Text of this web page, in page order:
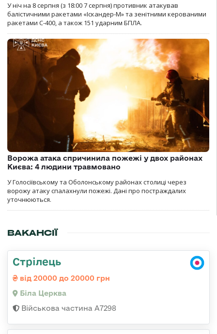
У ніч на 8 серпня (з 18:00 7 серпня) противник атакував
балістичними ракетами «Іскандер-М» та зенітними керованими
ракетами С-400, а також 151 ударним БПЛА.
Ворожа атака спричинила пожежі у двох районах
Києва: 4 людини травмовано
У Голосіївському та Оболонському районах столиці через
ворожу атаку спалахнули пожежі. Дані про постраждалих
уточнюються.
ВАКАНСІЇ
Стрілець
від 20000 до 20000 грн
Біла Церква
Військова частина А7298